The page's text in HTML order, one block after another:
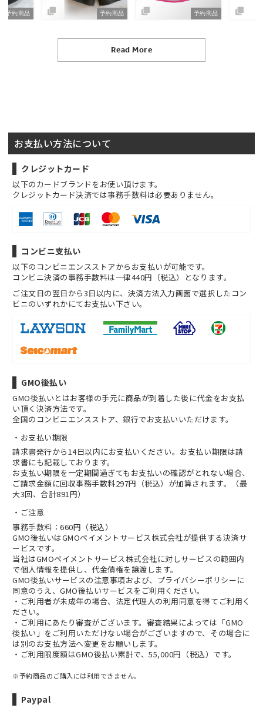
予約商品 予約商品 予約商品
Read More
お支払い方法について
クレジットカード
以下のカードブランドをお使い頂けます。
クレジットカード決済では事務手数料は必要ありません。
コンビニ支払い
以下のコンビニエンスストアからお支払いが可能です。
コンビニ決済の事務手数料は一律440円（税込）となります。
ご注文日の翌日から3日以内に、決済方法入力画面で選択したコン
ビニのいずれかにてお支払い下さい。
GMO後払い
GMO後払いとはお客様の手元に商品が到着した後に代金をお支払
い頂く決済方法です。
全国のコンビニエンスストア、銀行でお支払いいただけます。
お支払い期限
請求書発行から14日以内にお支払いください。お支払い期限は請
求書にも記載しております。
お支払い期限を一定期間過ぎてもお支払いの確認がとれない場合、
ご請求金額に回収事務手数料297円（税込）が加算されます。（最
大3回、合計891円）
ご注意
事務手数料：660円（税込）
GMO後払いはGMOペイメントサービス株式会社が提供する決済サ
ービスです。
当社はGMOペイメントサービス株式会社に対しサービスの範囲内
で個人情報を提供し、代金債権を譲渡します。
GMO後払いサービスの注意事項および、 プライバシーポリシーに
同意のうえ、GMO後払いサービスをご利用ください。
・ご利用者が未成年の場合、法定代理人の利用同意を得てご利用く
ださい。
・ご利用にあたり審査がございます。審査結果によっては「GMO
後払い」をご利用いただけない場合がございますので、その場合に
は別のお支払方法へ変更をお願いします。
・ご利用限度額はGMO後払い累計で、55,000円（税込）です。
※予約商品のご購入には利用できません。
Paypal